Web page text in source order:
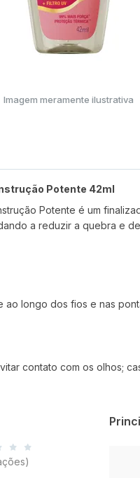
Imagem meramente ilustrativa
Potente 42ml
Potente é um
a reduzir a quebra e
longo dos fios e nas
contato com os olhos;